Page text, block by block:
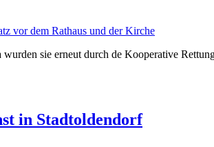
sie erneut durch de Kooperative
in Stadtoldendorf